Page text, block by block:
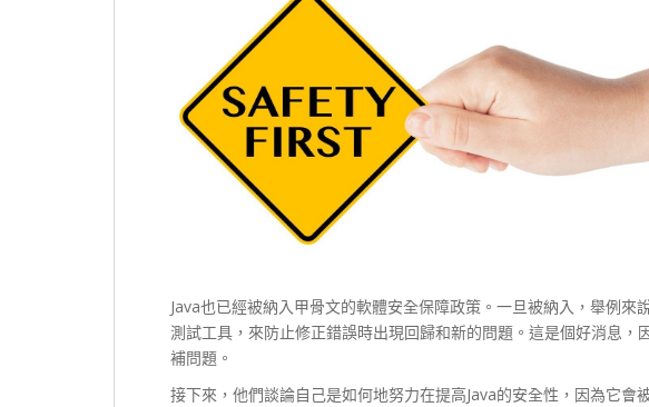
Java也已經被納入甲骨文的軟體安全保障政策。一旦被納入，舉例來
測試工具，來防止修正錯誤時出現回歸和新的問題。這是個好消息，
補問題。
接下來，他們談論自己是如何地努力在提高Java的安全性，因為它會